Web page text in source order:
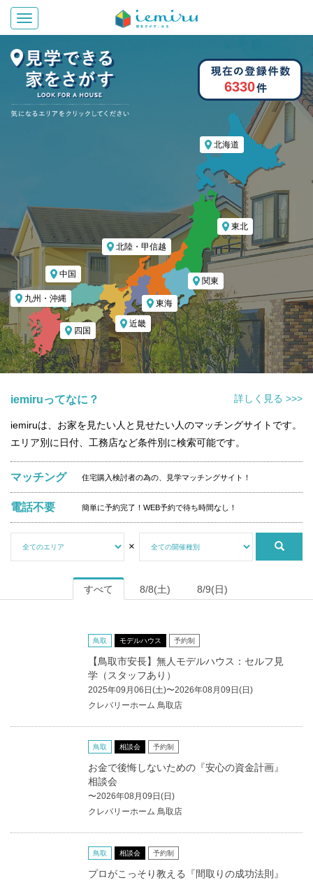
Toggle navigation
6330
北海道
東北
北陸・甲信越
関東
東海
近畿
中国
四国
九州・沖縄
iemiruってなに？ 詳しく見る >>>
iemiruは、お家を見たい人と見せたい人のマッチングサイトです。
エリア別に日付、工務店など条件別に検索可能です。
マッチング 住宅購入検討者の為の、見学マッチングサイト！
電話不要 簡単に予約完了！WEB予約で待ち時間なし！
×
すべて 8/8(土) 8/9(日)
鳥取 モデルハウス 予約制
【鳥取市安長】無人モデルハウス：セルフ見
学（スタッフあり）
2025年09月06日(土)〜2026年08月09日(日)
クレバリーホーム 鳥取店
鳥取 相談会 予約制
お金で後悔しないための『安心の資金計画』
相談会
〜2026年08月09日(日)
クレバリーホーム 鳥取店
鳥取 相談会 予約制
プロがこっそり教える『間取りの成功法則』